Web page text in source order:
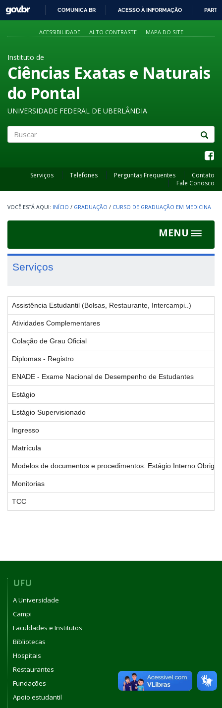
PARA
O
GOVBR
COMUNICA BR ACESSO À INFORMAÇÃO
ACESSIBILIDADE ALTO CONTRASTE MAPA DO SITE
Instituto de
Ciências Exatas e Naturais
do Pontal
UNIVERSIDADE FEDERAL DE UBERLÂNDIA
Serviços Telefones Perguntas Frequentes
Contato
Fale Conosco
INÍCIO / GRADUAÇÃO / CURSO DE GRADUAÇÃO EM MEDICINA
MENU
Toggle
Serviços
Assistência Estudantil (Bolsas, Restaurante, Intercampi..)
Atividades Complementares
Colação de Grau Oficial
Diplomas - Registro
ENADE - Exame Nacional de Desempenho de Estudantes
Estágio
Estágio Supervisionado
Ingresso
Matrícula
Modelos de documentos e procedimentos: Estágio Interno
Monitorias
TCC
UFU
A Universidade
Campi
Faculdades e Institutos
Bibliotecas
Hospitais
Restaurantes
Fundações
Apoio estudantil